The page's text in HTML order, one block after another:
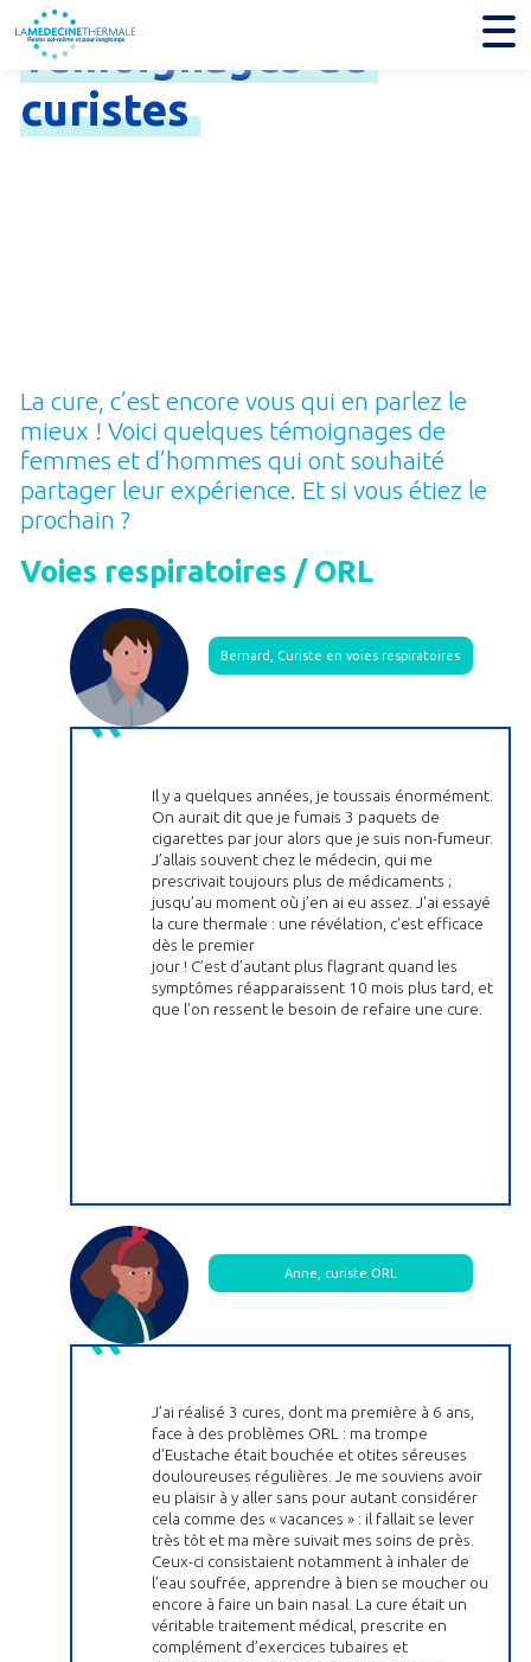
Témoignages
curistes
La cure, c’est encore vous qui en parlez le
mieux ! Voici quelques témoignages de
femmes et d’hommes qui ont souhaité
partager leur expérience. Et si vous étiez le
prochain ?
Voies respiratoires / ORL
Bernard, Curiste en voies respiratoires
Il y a quelques années, je toussais énormément.
On aurait dit que je fumais 3 paquets de
cigarettes par jour alors que je suis non-fumeur.
J’allais souvent chez le médecin, qui me
prescrivait toujours plus de médicaments ;
jusqu’au moment où j’en ai eu assez. J'ai essayé
la cure thermale : une révélation, c'est efficace
dès le premier
jour ! C’est d’autant plus flagrant quand les
symptômes réapparaissent 10 mois plus tard, et
que l’on ressent le besoin de refaire une cure.
Anne, curiste ORL
J’ai réalisé 3 cures, dont ma première à 6 ans,
face à des problèmes ORL : ma trompe
d’Eustache était bouchée et otites séreuses
douloureuses régulières. Je me souviens avoir
eu plaisir à y aller sans pour autant considérer
cela comme des « vacances » : il fallait se lever
très tôt et ma mère suivait mes soins de près.
Ceux-ci consistaient notamment à inhaler de
l’eau soufrée, apprendre à bien se moucher ou
encore à faire un bain nasal. La cure était un
véritable traitement médical, prescrite en
complément d’exercices tubaires et